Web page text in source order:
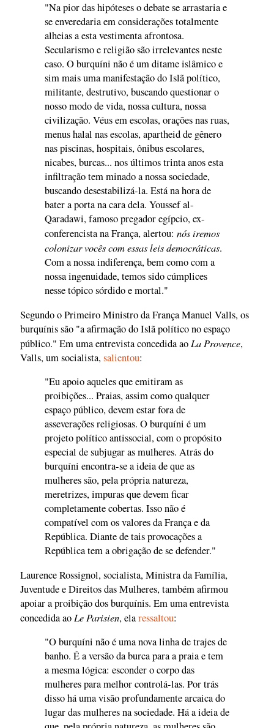
"Na pior das hipóteses o debate se arrastaria e
se enveredaria em considerações totalmente
alheias a esta vestimenta afrontosa.
Secularismo e religião são irrelevantes neste
caso. O burquíni não é um ditame islâmico e
sim mais uma manifestação do Islã político,
militante, destrutivo, buscando questionar o
nosso modo de vida, nossa cultura, nossa
civilização. Véus em escolas, orações nas ruas,
menus halal nas escolas, apartheid de gênero
nas piscinas, hospitais, ônibus escolares,
nicabes, burcas... nos últimos trinta anos esta
infiltração tem minado a nossa sociedade,
buscando desestabilizá-la. Está na hora de
bater a porta na cara dela. Youssef al-
Qaradawi, famoso pregador egípcio, ex-
conferencista na França, alertou: nós iremos
colonizar vocês com essas leis democráticas.
Com a nossa indiferença, bem como com a
nossa ingenuidade, temos sido cúmplices
nesse tópico sórdido e mortal."
Segundo o Primeiro Ministro da França Manuel Valls, os
burquínis são "a afirmação do Islã político no espaço
público." Em uma entrevista concedida ao La Provence,
Valls, um socialista,salientou:
"Eu apoio aqueles que emitiram as
proibições... Praias, assim como qualquer
espaço público, devem estar fora de
asseverações religiosas. O burquíni é um
projeto político antissocial, com o propósito
especial de subjugar as mulheres. Atrás do
burquíni encontra-se a ideia de que as
mulheres são, pela própria natureza,
meretrizes, impuras que devem ficar
completamente cobertas. Isso não é
compatível com os valores da França e da
República. Diante de tais provocações a
República tem a obrigação de se defender."
Laurence Rossignol, socialista, Ministra da Família,
Juventude e Direitos das Mulheres, também afirmou
apoiar a proibição dos burquínis. Em uma entrevista
concedida ao Le Parisien, elaressaltou:
"O burquíni não é uma nova linha de trajes de
banho. É a versão da burca para a praia e tem
a mesma lógica: esconder o corpo das
mulheres para melhor controlá-las. Por trás
disso há uma visão profundamente arcaica do
lugar das mulheres na sociedade. Há a ideia de